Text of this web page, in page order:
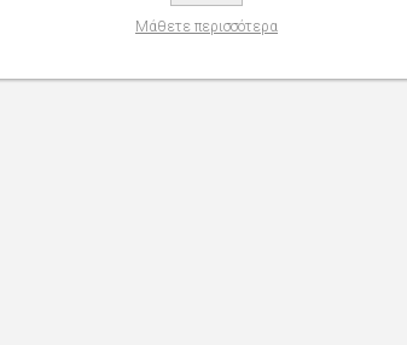
Μάθετε περισσότερα